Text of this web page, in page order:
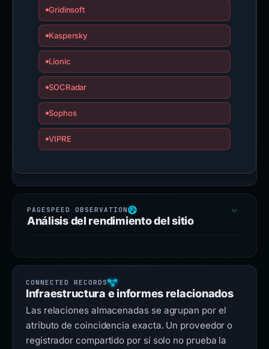
Gridinsoft
Kaspersky
Lionic
SOCRadar
Sophos
VIPRE
Análisis del rendimiento del sitio
Infraestructura e informes relacionados
Las relaciones almacenadas se agrupan por el
atributo de coincidencia exacta. Un proveedor o
registrador compartido por sí solo no prueba la